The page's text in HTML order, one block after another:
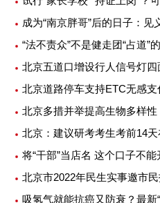
“法不责众”不是健走团“占道”
北京五道口增设行人信号灯
北京道路停车支持ETC无感支
北京多措并举提高生物多样
北京：建议研考考生考前14
将“干部”当店名 这个口子不能
北京市2022年民生实事邀市
吸氢气就能抗癌又防衰？最新